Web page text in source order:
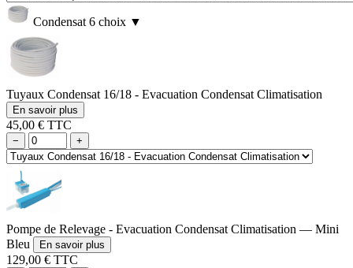
Condensat 6 choix ▼
Tuyaux Condensat 16/18 - Evacuation Condensat Climatisation
En savoir plus
45,00 € TTC
− +
Pompe de Relevage - Evacuation Condensat Climatisation — Mini
Bleu
En savoir plus
129,00 € TTC